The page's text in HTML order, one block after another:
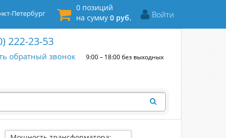
Войти
0 позиций
на сумму 0 руб.
Петербург
222-23-53
обратный звонок 9:00 – 18:00 без выходных